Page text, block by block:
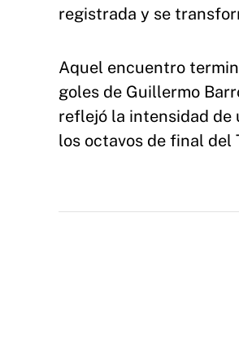
registrada y se
Aquel encuentro
goles de Guillermo
reflejó la intensidad de
los octavos de final del